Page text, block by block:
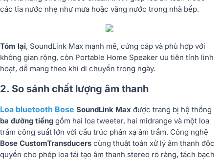
các tia nước nhẹ như mưa hoặc văng nước trong nhà bếp.
Tóm lại, SoundLink Max mạnh mẽ, cứng cáp và phù hợp với
không gian rộng, còn Portable Home Speaker ưu tiên tính linh
hoạt, dễ mang theo khi di chuyển trong ngày.
2. So sánh chất lượng âm thanh
Loa bluetooth Bose SoundLink Max được trang bị hệ thống
ba đường tiếng gồm hai loa tweeter, hai midrange và một loa
trầm công suất lớn với cấu trúc phản xạ âm trầm. Công nghệ
Bose CustomTransducers cùng thuật toán xử lý âm thanh độc
quyền cho phép loa tái tạo âm thanh stereo rõ ràng, tách bạch